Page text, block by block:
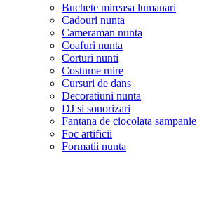
Buchete mireasa lumanari
Cadouri nunta
Cameraman nunta
Coafuri nunta
Corturi nunti
Costume mire
Cursuri de dans
Decoratiuni nunta
DJ si sonorizari
Fantana de ciocolata sampanie
Foc artificii
Formatii nunta